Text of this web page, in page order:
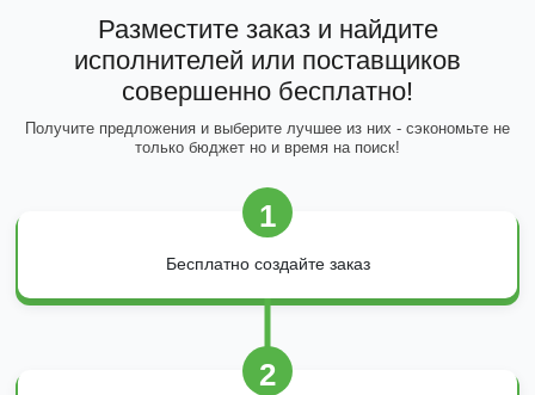
Разместите заказ и найдите
исполнителей или поставщиков
совершенно бесплатно!
Получите предложения и выберите лучшее из них - сэкономьте не
только бюджет но и время на поиск!
1
Бесплатно создайте заказ
2